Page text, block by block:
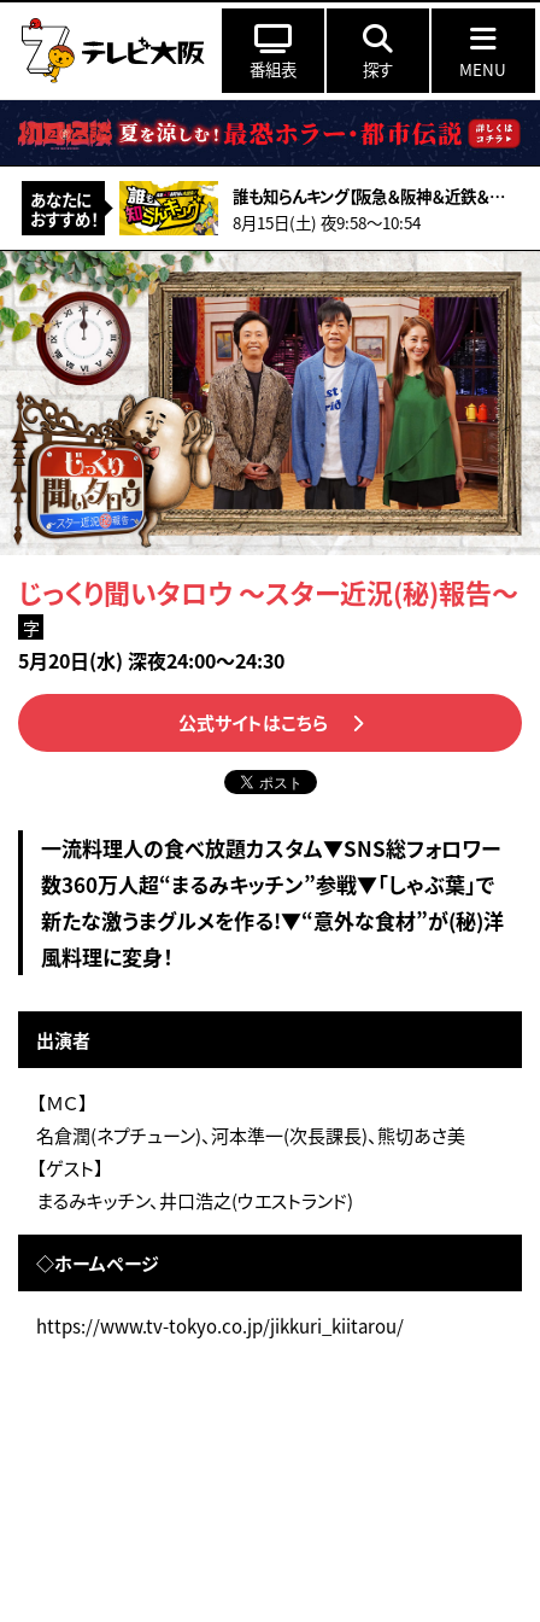
番組表 探す MENU
あなたに
おすすめ！
誰も知らんキング【阪急＆阪神＆近鉄＆南海＆メトロ…鉄道ミステリー2026夏】
8月15日(土) 夜9:58〜10:54
じっくり聞いタロウ ～スター近況(秘)報告～
字
5月20日(水) 深夜24:00～24:30
公式サイトはこちら
一流料理人の食べ放題カスタム▼SNS総フォロワー
数360万人超“まるみキッチン”参戦▼「しゃぶ葉」で
新たな激うまグルメを作る!▼“意外な食材”が(秘)洋
風料理に変身！
出演者
【ＭＣ】
名倉潤(ネプチューン)、河本準一(次長課長)、熊切あさ美
【ゲスト】
まるみキッチン、井口浩之(ウエストランド)
◇ホームページ
https://www.tv-tokyo.co.jp/jikkuri_kiitarou/